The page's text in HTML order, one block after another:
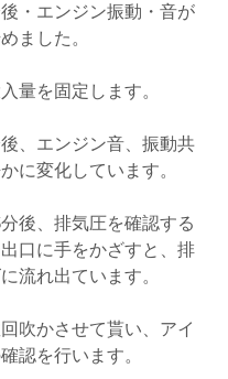
・エンジン振動・音が
ました。
量を固定します。
、 エンジン音、振動共
に変化しています。
後、排気圧を確認する
口に手をかざすと、排
流れ出ています。
吹かさせて貰い、アイ
認を行います。